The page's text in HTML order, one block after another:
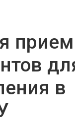
прием
в